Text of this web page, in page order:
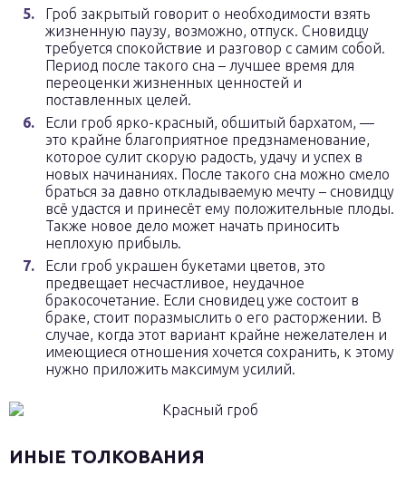
Гроб закрытый говорит о необходимости взять
жизненную паузу, возможно, отпуск. Сновидцу
требуется спокойствие и разговор с самим собой.
Период после такого сна – лучшее время для
переоценки жизненных ценностей и
поставленных целей.
Если гроб ярко-красный, обшитый бархатом, —
это крайне благоприятное предзнаменование,
которое сулит скорую радость, удачу и успех в
новых начинаниях. После такого сна можно смело
браться за давно откладываемую мечту – сновидцу
всё удастся и принесёт ему положительные плоды.
Также новое дело может начать приносить
неплохую прибыль.
Если гроб украшен букетами цветов, это
предвещает несчастливое, неудачное
бракосочетание. Если сновидец уже состоит в
браке, стоит поразмыслить о его расторжении. В
случае, когда этот вариант крайне нежелателен и
имеющиеся отношения хочется сохранить, к этому
нужно приложить максимум усилий.
ИНЫЕ ТОЛКОВАНИЯ